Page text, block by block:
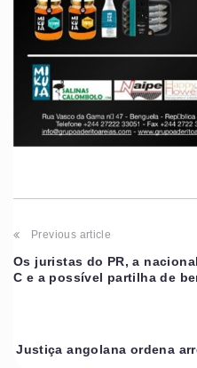
Previous article
Os juristas do PR, a
C e a possível partilha de
Justiça angolana ordena